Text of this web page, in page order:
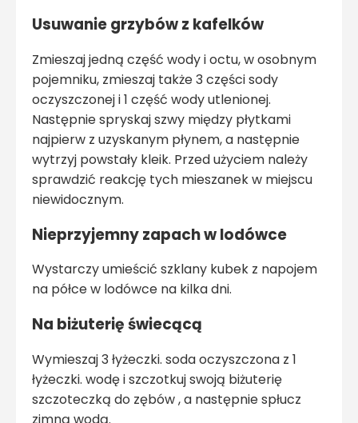
Usuwanie grzybów z kafelków
Zmieszaj jedną część wody i octu, w osobnym
pojemniku, zmieszaj także 3 części sody
oczyszczonej i 1 część wody utlenionej.
Następnie spryskaj szwy między płytkami
najpierw z uzyskanym płynem, a następnie
wytrzyj powstały kleik. Przed użyciem należy
sprawdzić reakcję tych mieszanek w miejscu
niewidocznym.
Nieprzyjemny zapach w lodówce
Wystarczy umieścić szklany kubek z napojem
na półce w lodówce na kilka dni.
Na biżuterię świecącą
Wymieszaj 3 łyżeczki. soda oczyszczona z 1
łyżeczki. wodę i szczotkuj swoją biżuterię
szczoteczką do zębów , a następnie spłucz
zimną wodą.